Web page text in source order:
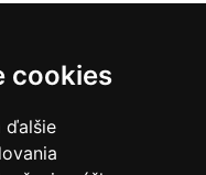
cookies
ďalšie